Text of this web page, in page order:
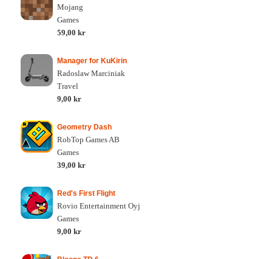
Mojang
Games
59,00 kr
Manager for KuKirin
Radoslaw Marciniak
Travel
9,00 kr
Geometry Dash
RobTop Games AB
Games
39,00 kr
Red's First Flight
Rovio Entertainment Oyj
Games
9,00 kr